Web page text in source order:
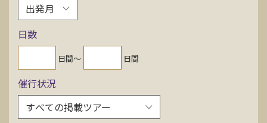
日数
日間〜 日間
催行状況